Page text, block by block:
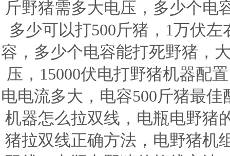
斤野猪需多大电压，多少个电
多少可以打500斤猪，1万伏
容，多少个电容能打死野猪，
压，15000伏电打野猪机器配
电电流多大，电容500斤猪最
机器怎么拉双线，电瓶电野猪
猪拉双线正确方法，电野猪机